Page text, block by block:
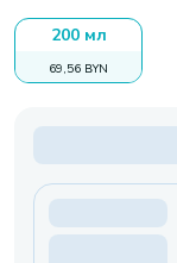
200 мл
69,56 BYN